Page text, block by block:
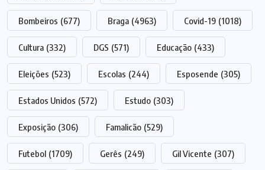
Bombeiros (677) Braga (4963) Covid-19 (1018)
Cultura (332) DGS (571) Educação (433)
Eleições (523) Escolas (244) Esposende (305)
Estados Unidos (572) Estudo (303)
Exposição (306) Famalicão (529)
Futebol (1709) Gerês (249) Gil Vicente (307)